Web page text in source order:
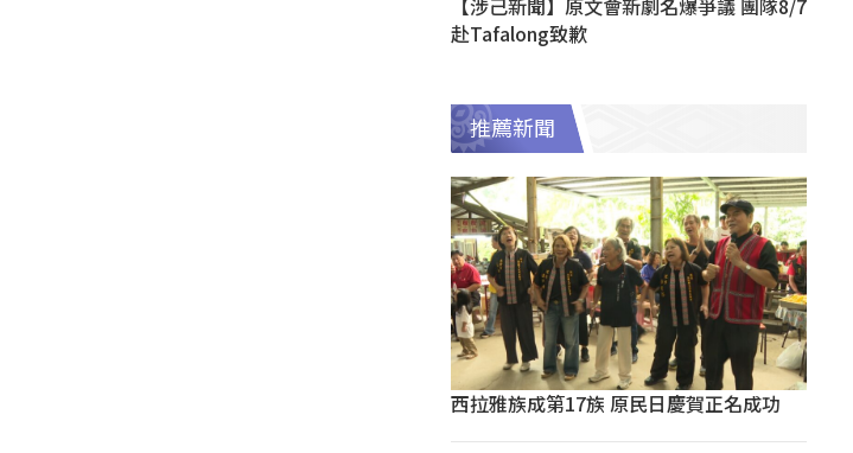
【涉己新聞】原文會新劇名爆爭議 團隊8/7
赴Tafalong致歉
推薦新聞
西拉雅族成第17族 原民日慶賀正名成功